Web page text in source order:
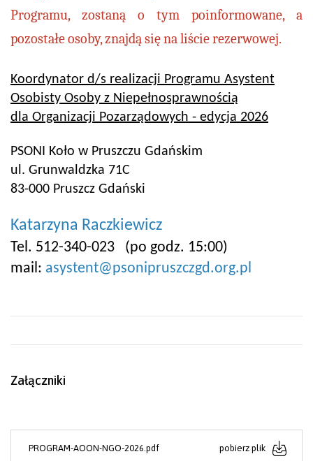
Programu, zostaną o tym poinformowane, a
pozostałe osoby, znajdą się na liście rezerwowej.
Koordynator d/s realizacji Programu Asystent
Osobisty Osoby z Niepełnosprawnością
dla Organizacji Pozarządowych - edycja 2026
PSONI Koło w Pruszczu Gdańskim
ul. Grunwaldzka 71C
83-000 Pruszcz Gdański
Katarzyna Raczkiewicz
Tel. 512-340-023 (po godz. 15:00)
mail: asystent@psonipruszczgd.org.pl
Załączniki
PROGRAM-AOON-NGO-2026.pdf pobierz plik